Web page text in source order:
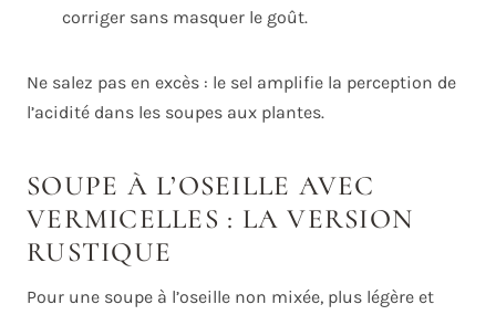
corriger sans masquer le goût.
Ne salez pas en excès : le sel amplifie la perception de
l’acidité dans les soupes aux plantes.
SOUPE À L’OSEILLE AVEC
VERMICELLES : LA VERSION
RUSTIQUE
Pour une soupe à l’oseille non mixée, plus légère et